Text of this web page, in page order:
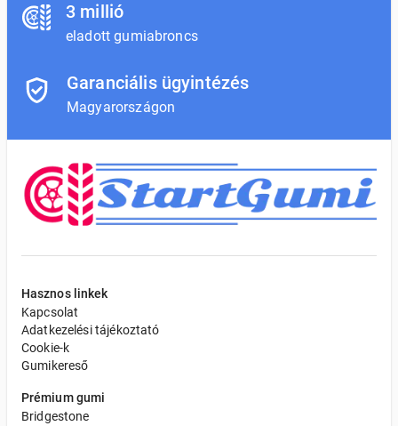
3 millió
eladott gumiabroncs
Garanciális ügyintézés
Magyarországon
Hasznos linkek
Kapcsolat
Adatkezelési tájékoztató
Cookie-k
Gumikereső
Prémium gumi
Bridgestone